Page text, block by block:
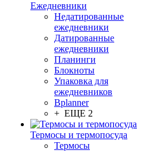
Ежедневники
Недатированные
ежедневники
Датированные
ежедневники
Планинги
Блокноты
Упаковка для
ежедневников
Bplanner
+ ЕЩЕ 2
Термосы и термопосуда
Термосы